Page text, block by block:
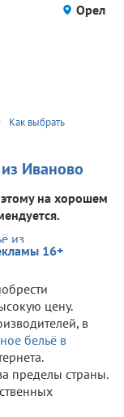
Орел
Как выбрать
Иваново
на хорошем
16+
цену.
в
бельё в
пределы страны.